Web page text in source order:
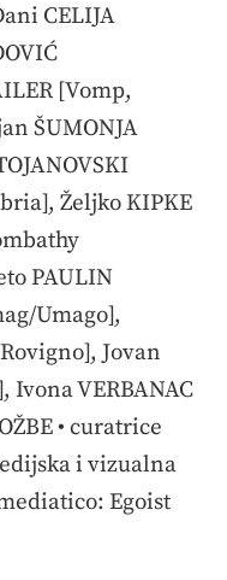
CELIJA
[Vomp,
ŠUMONJA
Željko KIPKE
PAULIN
Umago],
Jovan
Ivona VERBANAC
• curatrice
i vizualna
Egoist